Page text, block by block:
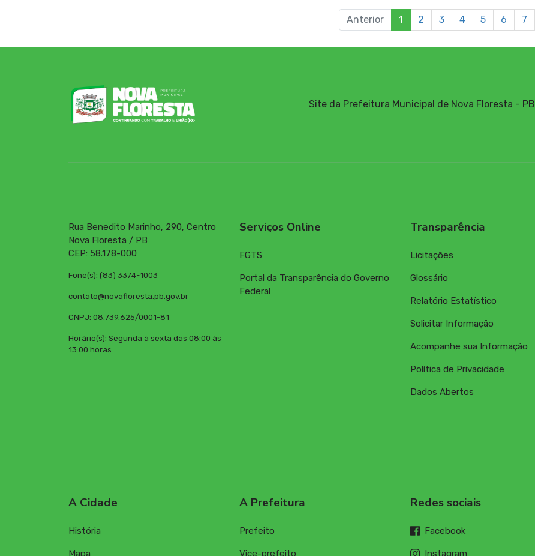
Anterior 1 2 3 4 5 6 7
Site da Prefeitura Municipal de Nova Floresta - PB
Rua Benedito Marinho, 290, Centro
Nova Floresta / PB
CEP: 58.178-000
Fone(s): (83) 3374-1003
contato@novafloresta.pb.gov.br
CNPJ: 08.739.625/0001-81
Horário(s): Segunda à sexta das 08:00 às
13:00 horas
Serviços Online
FGTS
Portal da Transparência do Governo
Federal
Transparência
Licitações
Glossário
Relatório Estatístico
Solicitar Informação
Acompanhe sua Informação
Política de Privacidade
Dados Abertos
A Cidade
História
Mapa
A Prefeitura
Prefeito
Vice-prefeito
Redes sociais
Facebook
Instagram